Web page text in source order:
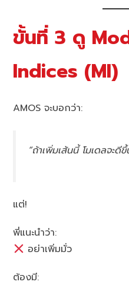
ขั้นที่ 3 ดู
Indices (MI)
AMOS จะบอกว่า:
“ถ้าเพิ่มเส้นนี้ โมเดลจะดีขึ้
แต่!
พี่แนะนำว่า:
อย่าเพิ่มมั่ว
ต้องมี: